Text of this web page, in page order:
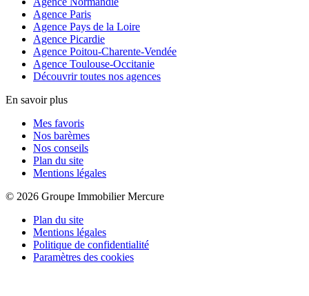
Agence Paris
Agence Pays de la Loire
Agence Picardie
Agence Poitou-Charente-Vendée
Agence Toulouse-Occitanie
Découvrir toutes nos agences
En savoir plus
Mes favoris
Nos barèmes
Nos conseils
Plan du site
Mentions légales
© 2026 Groupe Immobilier Mercure
Plan du site
Mentions légales
Politique de confidentialité
Paramètres des cookies